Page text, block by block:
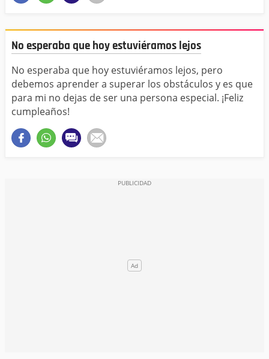
No esperaba que hoy estuviéramos lejos
No esperaba que hoy estuviéramos lejos, pero
debemos aprender a superar los obstáculos y es que
para mi no dejas de ser una persona especial. ¡Feliz
cumpleaños!